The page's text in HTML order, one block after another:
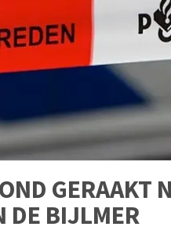
GERAAKT
DE BIJLMER